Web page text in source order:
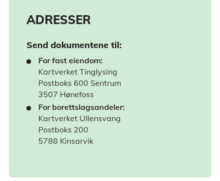
ADRESSER
Send dokumentene til:
For fast eiendom:
Kartverket Tinglysing
Postboks 600 Sentrum
3507 Hønefoss
For borettslagsandeler:
Kartverket Ullensvang
Postboks 200
5788 Kinsarvik